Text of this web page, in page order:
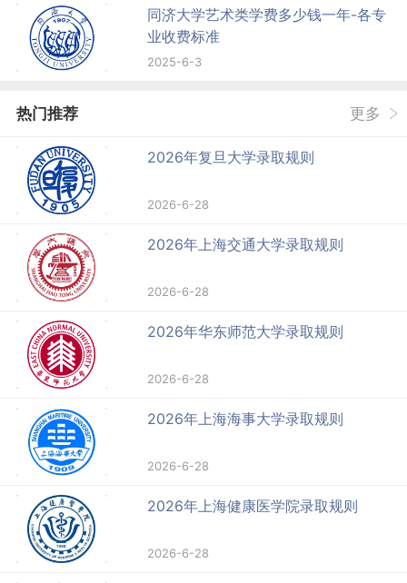
同济大学艺术类学费多少钱一年-各专
业收费标准
2025-6-3
热门推荐 更多
2026年复旦大学录取规则
2026-6-28
2026年上海交通大学录取规则
2026-6-28
2026年华东师范大学录取规则
2026-6-28
2026年上海海事大学录取规则
2026-6-28
2026年上海健康医学院录取规则
2026-6-28